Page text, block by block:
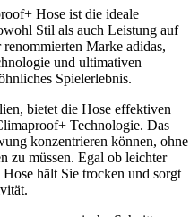
Hose ist die ideale
Stil als auch Leistung auf
Marke adidas,
und ultimativen
Spielerlebnis.
bietet die Hose effektiven
Technologie. Das
konzentrieren können, ohne
zu müssen. Egal ob leichter
hält Sie trocken und sorgt